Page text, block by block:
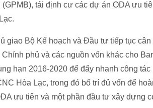
(GPMB), tái định cư các dự án ODA ưu
giao Bộ Kế hoạch và Đầu tư tiếp tục
phủ và các nguồn vốn khác cho
hạn 2016-2020 để đẩy nhanh công
Hòa Lạc, trong đó bố trí đủ vốn để
ưu tiên và một phần đầu tư xây dựng